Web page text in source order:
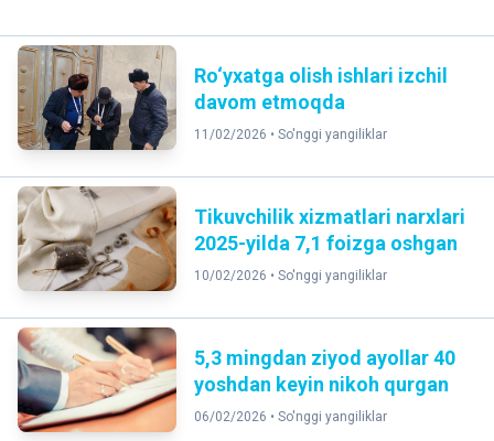
Ro‘yxatga olish ishlari izchil
davom etmoqda
11/02/2026 • So'nggi yangiliklar
Tikuvchilik xizmatlari narxlari
2025-yilda 7,1 foizga oshgan
10/02/2026 • So'nggi yangiliklar
5,3 mingdan ziyod ayollar 40
yoshdan keyin nikoh qurgan
06/02/2026 • So'nggi yangiliklar